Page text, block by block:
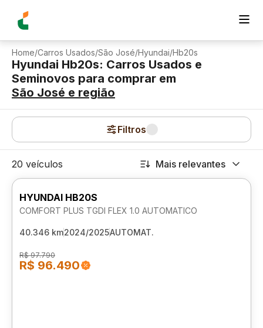
Home/Carros Usados/São José/Hyundai/Hb20s
Hyundai Hb20s: Carros Usados e
Seminovos para comprar em
São José e região
Filtros
20 veículos Mais relevantes
HYUNDAI HB20S
COMFORT PLUS TGDI FLEX 1.0 AUTOMATICO
40.346 km2024/2025AUTOMAT.
R$ 97.790
R$ 96.490